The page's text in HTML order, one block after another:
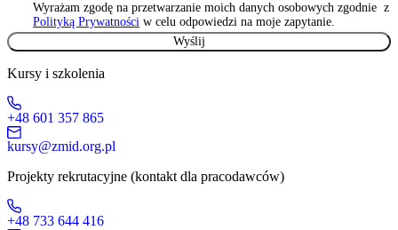
Wyrażam zgodę na przetwarzanie moich danych osobowych zgodnie z
Polityką Prywatności w celu odpowiedzi na moje zapytanie.
Kursy i szkolenia
+48 601 357 865
kursy@zmid.org.pl
Projekty rekrutacyjne (kontakt dla pracodawców)
+48 733 644 416